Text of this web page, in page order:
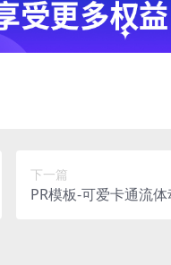
下一篇
PR模板-可爱卡通流